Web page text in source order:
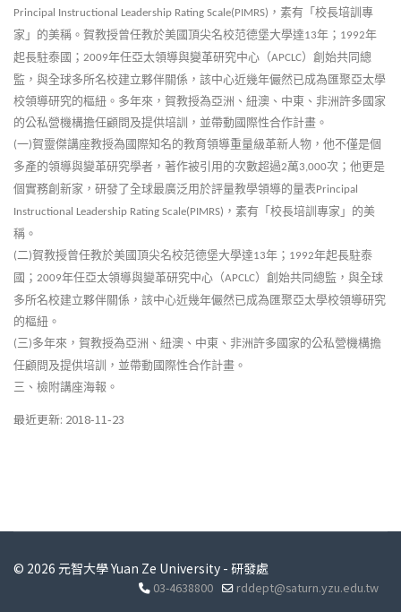
Principal Instructional Leadership Rating Scale(PIMRS) ，素有「校長培訓專
家」的美稱。賀教授曾任教於美國頂尖名校范德堡大學達13年； 1992年
起長駐泰國； 2009年任亞太領導與變革研究中心（APCLC）創始共同總
監，與全球多所名校建立夥伴關係，該中心近幾年儼然已成為匯聚亞太學
校領導研究的樞紐。多年來，賀教授為亞洲、紐澳、中東、非洲許多國家
的公私營機構擔任顧問及提供培訓，並帶動國際性合作計畫。
(一)賀靈傑講座教授為國際知名的教育領導重量級革新人物，他不僅是個
多產的領導與變革研究學者，著作被引用的次數超過2萬3,000次；他更是
個實務創新家，研發了全球最廣泛用於評量教學領導的量表Principal
Instructional Leadership Rating Scale(PIMRS) ，素有「校長培訓專家」的美
稱。
(二)賀教授曾任教於美國頂尖名校范德堡大學達13年； 1992年起長駐泰
國； 2009年任亞太領導與變革研究中心（APCLC）創始共同總監，與全球
多所名校建立夥伴關係，該中心近幾年儼然已成為匯聚亞太學校領導研究
的樞紐。
(三)多年來，賀教授為亞洲、紐澳、中東、非洲許多國家的公私營機構擔
任顧問及提供培訓，並帶動國際性合作計畫。
三、檢附講座海報。
最近更新: 2018-11-23
© 2026 元智大學 Yuan Ze University - 研發處
03-4638800 rddept@saturn.yzu.edu.tw